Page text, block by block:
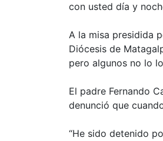
con usted día y
A la misa presidida
Diócesis de
pero algunos no lo
El padre Fernando
denunció que
“He sido detenido